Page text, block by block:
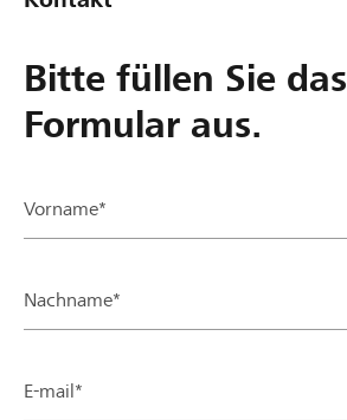
Bitte füllen Sie das
Formular aus.
Vorname*
Nachname*
E-mail*